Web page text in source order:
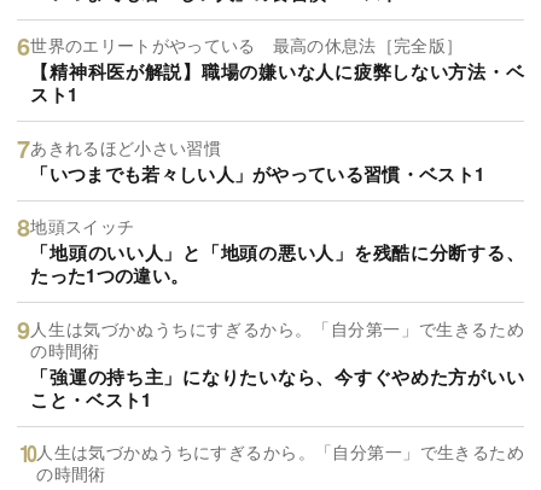
世界のエリートがやっている 最高の休息法［完全版］
【精神科医が解説】職場の嫌いな人に疲弊しない方法・ベ
スト1
あきれるほど小さい習慣
「いつまでも若々しい人」がやっている習慣・ベスト1
地頭スイッチ
「地頭のいい人」と「地頭の悪い人」を残酷に分断する、
たった1つの違い。
人生は気づかぬうちにすぎるから。「自分第一」で生きるため
の時間術
「強運の持ち主」になりたいなら、今すぐやめた方がいい
こと・ベスト1
人生は気づかぬうちにすぎるから。「自分第一」で生きるため
の時間術